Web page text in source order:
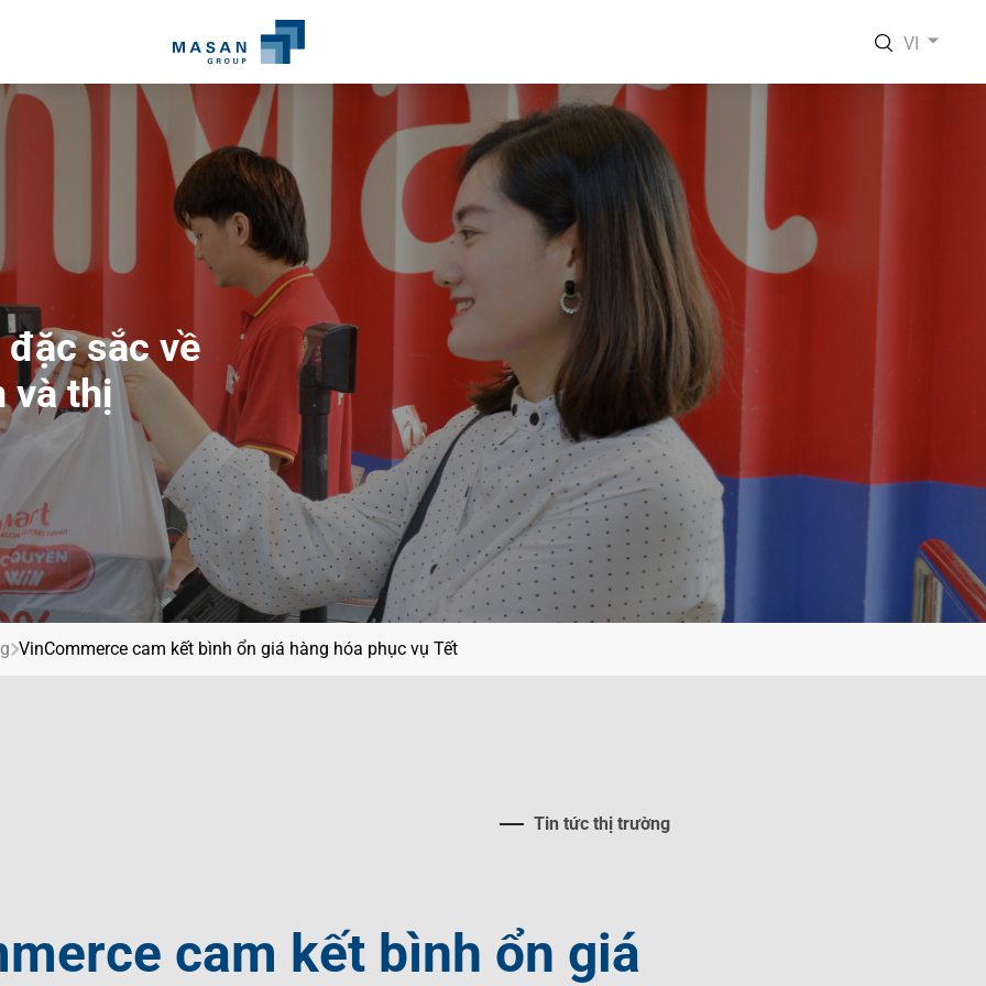
Nam
VI
sắc về
và thị
VinCommerce cam kết bình ổn giá hàng hóa phục vụ Tết
Tin tức thị trường
cam kết bình ổn giá